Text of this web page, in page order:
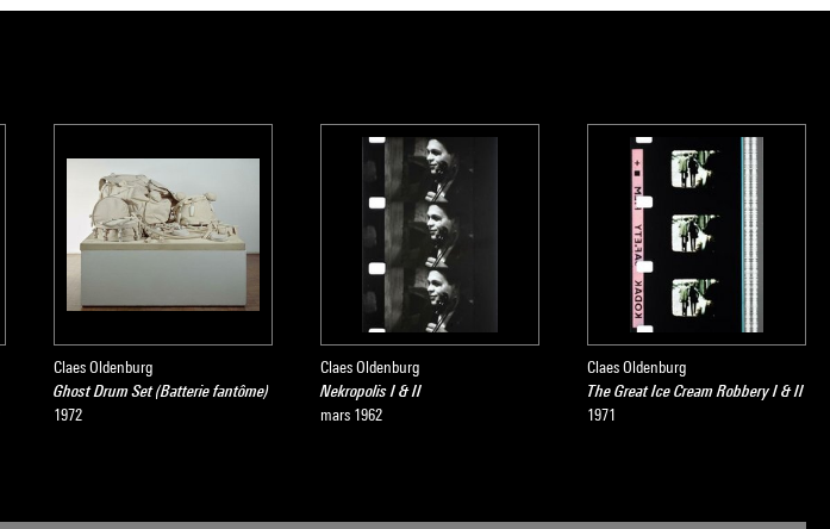
Claes Oldenburg
Ghost Drum Set (Batterie fantôme)
1972
Claes Oldenburg
Nekropolis I & II
mars 1962
Claes Oldenburg
The Great Ice Cream Robbery I & II
1971